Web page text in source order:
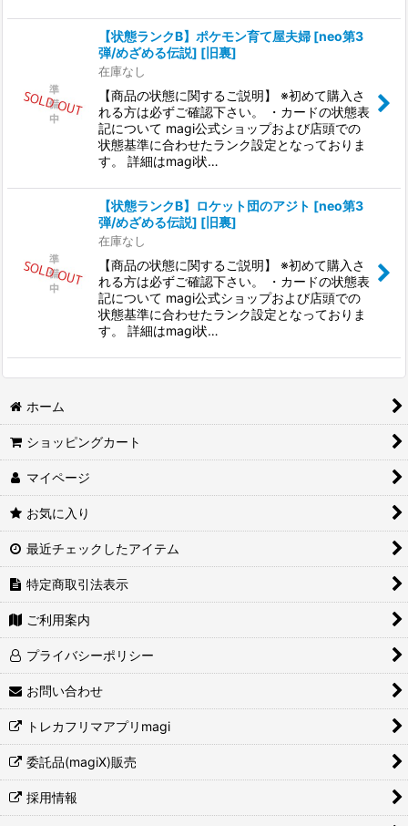
【状態ランクB】ポケモン育て屋夫婦 [neo第3
弾/めざめる伝説] [旧裏]
在庫なし
【商品の状態に関するご説明】 ※初めて購入さ
れる方は必ずご確認下さい。 ・カードの状態表
記について magi公式ショップおよび店頭での
状態基準に合わせたランク設定となっておりま
す。 詳細はmagi状…
【状態ランクB】ロケット団のアジト [neo第3
弾/めざめる伝説] [旧裏]
在庫なし
【商品の状態に関するご説明】 ※初めて購入さ
れる方は必ずご確認下さい。 ・カードの状態表
記について magi公式ショップおよび店頭での
状態基準に合わせたランク設定となっておりま
す。 詳細はmagi状…
ホーム
ショッピングカート
マイページ
お気に入り
最近チェックしたアイテム
特定商取引法表示
ご利用案内
プライバシーポリシー
お問い合わせ
トレカフリマアプリmagi
委託品(magiX)販売
採用情報